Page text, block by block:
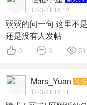
12-3-21 18:12
弱弱的问一句 这里不
还是没有人发帖
 0  3 
Mars_Yuan 论
12-3-21 18:11